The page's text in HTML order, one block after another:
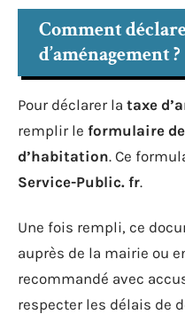
Comment
d’aménagement ?
Pour déclarer la taxe
remplir le formulaire
d’habitation. Ce
Service-Public. fr.
Une fois rempli, ce
auprès de la mairie ou
recommandé avec
respecter les délais de